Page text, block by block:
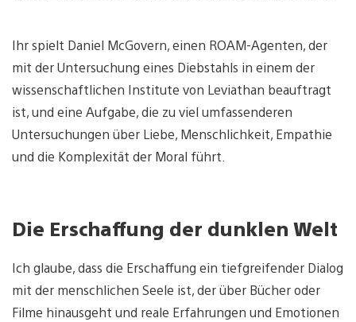
Ihr spielt Daniel McGovern, einen ROAM-Agenten, der
mit der Untersuchung eines Diebstahls in einem der
wissenschaftlichen Institute von Leviathan beauftragt
ist, und eine Aufgabe, die zu viel umfassenderen
Untersuchungen über Liebe, Menschlichkeit, Empathie
und die Komplexität der Moral führt.
Die Erschaffung der dunklen Welt
Ich glaube, dass die Erschaffung ein tiefgreifender Dialog
mit der menschlichen Seele ist, der über Bücher oder
Filme hinausgeht und reale Erfahrungen und Emotionen